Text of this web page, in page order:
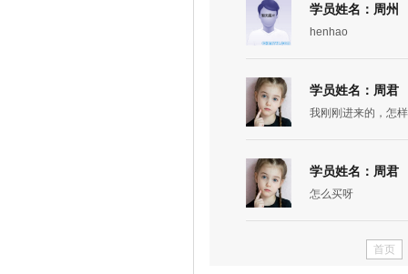
学员姓名：周州
henhao
学员姓名：周君
我刚刚进来的，怎
学员姓名：周君
怎么买呀
首页